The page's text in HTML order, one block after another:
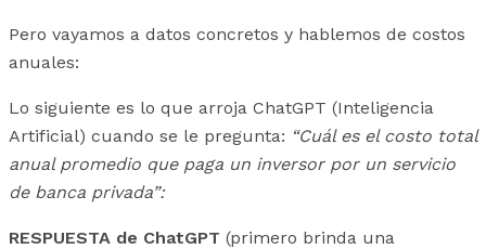
Pero vayamos a datos concretos y hablemos de costos
anuales:
Lo siguiente es lo que arroja ChatGPT (Inteligencia
Artificial) cuando se le pregunta: “Cuál es el costo total
anual promedio que paga un inversor por un servicio
de banca privada”:
RESPUESTA de ChatGPT (primero brinda una